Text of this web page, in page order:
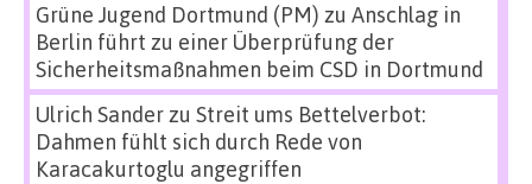
Grüne Jugend Dortmund (PM) zu Anschlag in
Berlin führt zu einer Überprüfung der
Sicherheitsmaßnahmen beim CSD in Dortmund
Ulrich Sanderzu Streit ums Bettelverbot:
Dahmen fühlt sich durch Rede von
Karacakurtoglu angegriffen